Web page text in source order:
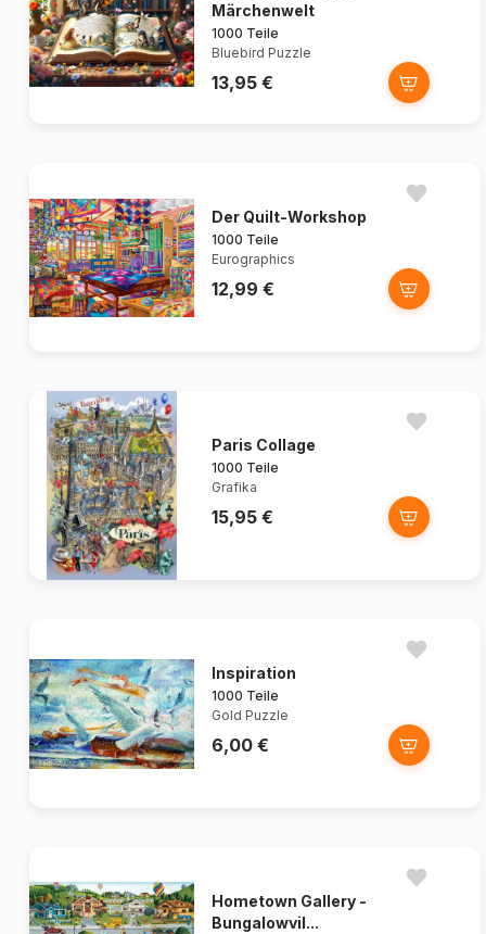
Märchenwelt
1000 Teile
Bluebird Puzzle
13,95 €
Der Quilt-Workshop
1000 Teile
Eurographics
12,99 €
Paris Collage
1000 Teile
Grafika
15,95 €
Inspiration
1000 Teile
Gold Puzzle
6,00 €
Hometown Gallery -
Bungalowvil...